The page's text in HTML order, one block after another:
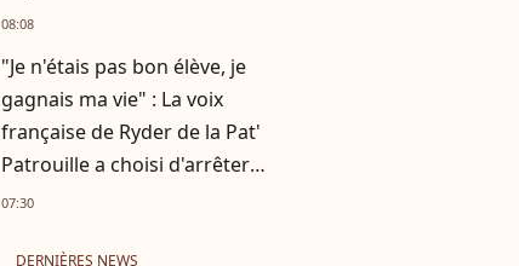
besoin de se différencier
08:08
"Je n'étais pas bon élève, je
gagnais ma vie" : La voix
française de Ryder de la Pat'
Patrouille a choisi d'arrêter
l'école à 17 ans
07:30
DERNIÈRES NEWS